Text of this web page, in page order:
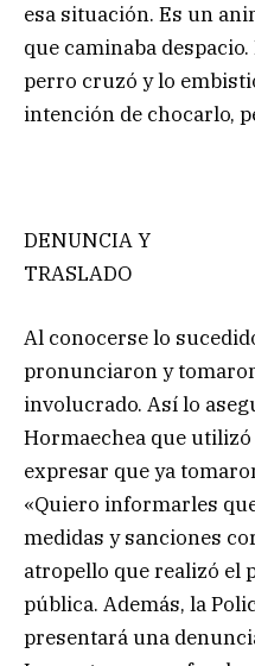
esa situación. Es un
que caminaba
perro cruzó y lo
intención de chocarlo,
DENUNCIA Y
TRASLADO
Al conocerse lo
pronunciaron y
involucrado. Así lo
Hormaechea que
expresar que ya
«Quiero informarles
medidas y sanciones
atropello que realizó el
pública. Además, la
presentará una